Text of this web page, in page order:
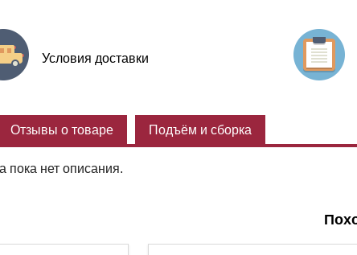
Условия доставки
Отзывы о товаре Подъём и сборка
пока нет описания.